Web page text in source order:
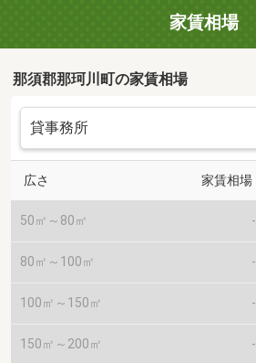
家賃相場
那須郡那珂川町の家賃相場
広さ 家賃相場
50㎡～80㎡ -
80㎡～100㎡ -
100㎡～150㎡ -
150㎡～200㎡ -